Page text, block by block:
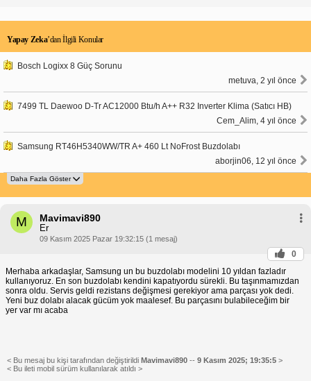
Yapay Zeka’dan İlgili Konular
Bosch Logixx 8 Güç Sorunu
metuva, 2 yıl önce
7499 TL Daewoo D-Tr AC12000 Btu/h A++ R32 Inverter Klima (Satıcı HB)
Cem_Alim, 4 yıl önce
Samsung RT46H5340WW/TR A+ 460 Lt NoFrost Buzdolabı
aborjin06, 12 yıl önce
M Mavimavi890
Er
09 Kasım 2025 Pazar 19:32:15 (1 mesaj)
0
Merhaba arkadaşlar, Samsung un bu buzdolabı modelini 10 yıldan fazladır
kullanıyoruz. En son buzdolabı kendini kapatıyordu sürekli. Bu taşınmamızdan
sonra oldu. Servis geldi rezistans değişmesi gerekiyor ama parçası yok dedi.
Yeni buz dolabı alacak gücüm yok maalesef. Bu parçasını bulabileceğim bir
yer var mı acaba
< Bu mesaj bu kişi tarafından değiştirildi Mavimavi890 -- 9 Kasım 2025; 19:35:5 >
< Bu ileti mobil sürüm kullanılarak atıldı >